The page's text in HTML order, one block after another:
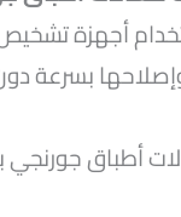
أجهزة تشخيص
بسرعة دون
أطباق